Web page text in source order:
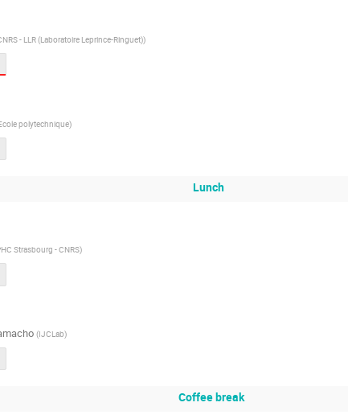
- LLR (Laboratoire Leprince-Ringuet))
polytechnique)
Lunch
Strasbourg - CNRS)
(IJCLab)
Coffee break